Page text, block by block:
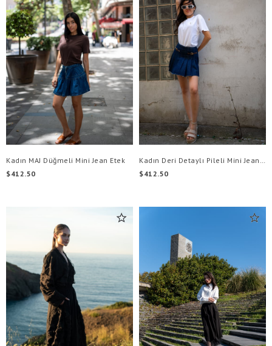
Kadın MAJ Düğmeli Mini Jean Etek
$412.50
Kadın Deri Detaylı Pileli Mini Jean Etek
$412.50